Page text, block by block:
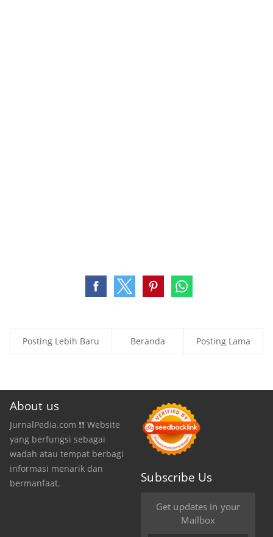
Posting Lebih Baru Posting Lama
Beranda
About us
JurnalPedia.com ❗❗ Website
yang berfungsi sebagai
wadah atau tempat berbagi
informasi menarik dan
bermanfaat.
Subscribe Us
Get updates in your
Mailbox